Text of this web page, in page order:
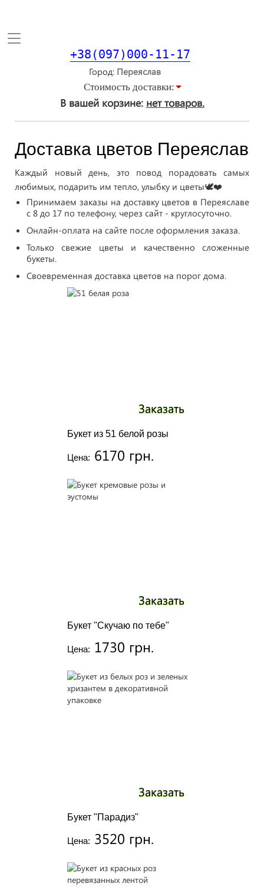
Toggle
+38(097)000-11-17
Город
Стоимость доставки:
В вашей корзине: нет товаров.
Доставка цветов Переяслав
Каждый новый день, это повод порадовать самых
любимых, подарить им тепло, улыбку и цветы🕊❤️
Принимаем заказы на доставку цветов в Переяславе
с 8 до 17 по телефону, через сайт - круглосуточно.
Онлайн-оплата на сайте после оформления заказа.
Только свежие цветы и качественно сложенные
букеты.
Своевременная доставка цветов на порог дома.
Букет из 51 белой розы
Цена: 6170 грн.
Заказать
Букет "Скучаю по тебе"
Цена: 1730 грн.
Заказать
Букет "Парадиз"
Цена: 3520 грн.
Заказать